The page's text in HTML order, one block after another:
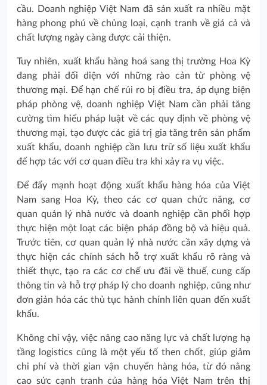
cầu. Doanh nghiệp Việt Nam đã sản xuất ra nhiều mặt
hàng phong phú về chủng loại, cạnh tranh về giá cả và
chất lượng ngày càng được cải thiện.
Tuy nhiên, xuất khẩu hàng hoá sang thị trường Hoa Kỳ
đang phải đối diện với những rào cản từ phòng vệ
thương mại. Để hạn chế rủi ro bị điều tra, áp dụng biện
pháp phòng vệ, doanh nghiệp Việt Nam cần phải tăng
cường tìm hiểu pháp luật về các quy định về phòng vệ
thương mại, tạo được các giá trị gia tăng trên sản phẩm
xuất khẩu, doanh nghiệp cần lưu trữ số liệu xuất khẩu
để hợp tác với cơ quan điều tra khi xảy ra vụ việc.
Để đẩy mạnh hoạt động xuất khẩu hàng hóa của Việt
Nam sang Hoa Kỳ, theo các cơ quan chức năng, cơ
quan quản lý nhà nước và doanh nghiệp cần phối hợp
thực hiện một loạt các biện pháp đồng bộ và hiệu quả.
Trước tiên, cơ quan quản lý nhà nước cần xây dựng và
thực hiện các chính sách hỗ trợ xuất khẩu rõ ràng và
thiết thực, tạo ra các cơ chế ưu đãi về thuế, cung cấp
thông tin và hỗ trợ pháp lý cho doanh nghiệp, cũng như
đơn giản hóa các thủ tục hành chính liên quan đến xuất
khẩu.
Không chỉ vậy, việc nâng cao năng lực và chất lượng hạ
tầng logistics cũng là một yếu tố then chốt, giúp giảm
chi phí và thời gian vận chuyển hàng hóa, từ đó nâng
cao sức cạnh tranh của hàng hóa Việt Nam trên thị